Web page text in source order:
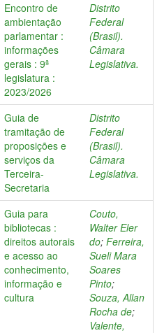
Encontro de
ambientação
parlamentar :
informações
gerais : 9ª
legislatura :
2023/2026
Distrito
Federal
(Brasil).
Câmara
Legislativa.
Guia de
tramitação de
proposições e
serviços da
Terceira-
Secretaria
Distrito
Federal
(Brasil).
Câmara
Legislativa.
Guia para
bibliotecas :
direitos autorais
e acesso ao
conhecimento,
informação e
cultura
Couto,
Walter Eler
do; Ferreira,
Sueli Mara
Soares
Pinto;
Souza, Allan
Rocha de;
Valente,